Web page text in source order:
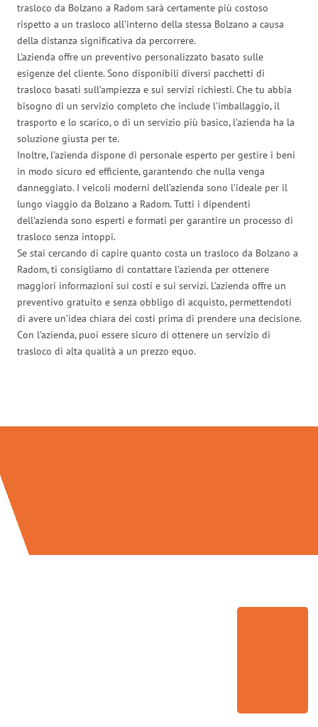
trasloco da Bolzano a Radom sarà certamente più costoso
rispetto a un trasloco all’interno della stessa Bolzano a causa
della distanza significativa da percorrere.
L’azienda offre un preventivo personalizzato basato sulle
esigenze del cliente. Sono disponibili diversi pacchetti di
trasloco basati sull’ampiezza e sui servizi richiesti. Che tu abbia
bisogno di un servizio completo che include l’imballaggio, il
trasporto e lo scarico, o di un servizio più basico, l’azienda ha la
soluzione giusta per te.
Inoltre, l’azienda dispone di personale esperto per gestire i beni
in modo sicuro ed efficiente, garantendo che nulla venga
danneggiato. I veicoli moderni dell’azienda sono l’ideale per il
lungo viaggio da Bolzano a Radom. Tutti i dipendenti
dell’azienda sono esperti e formati per garantire un processo di
trasloco senza intoppi.
Se stai cercando di capire quanto costa un trasloco da Bolzano a
Radom, ti consigliamo di contattare l’azienda per ottenere
maggiori informazioni sui costi e sui servizi. L’azienda offre un
preventivo gratuito e senza obbligo di acquisto, permettendoti
di avere un’idea chiara dei costi prima di prendere una decisione.
Con l’azienda, puoi essere sicuro di ottenere un servizio di
trasloco di alta qualità a un prezzo equo.